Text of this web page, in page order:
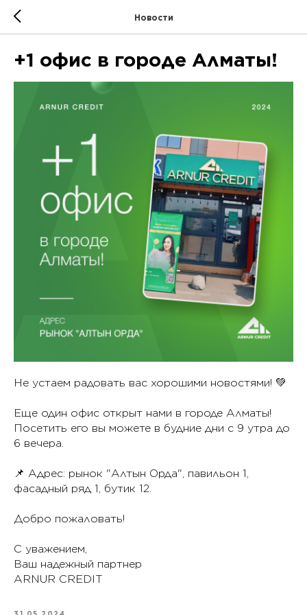
Новости
+1 офис в городе Алматы!
Не устаем радовать вас хорошими новостями! 💚
Еще один офис открыт нами в городе Алматы!
Посетить его вы можете в будние дни с 9 утра до
6 вечера.
📌 Адрес: рынок "Алтын Орда", павильон 1,
фасадный ряд 1, бутик 12.
Добро пожаловать!
С уважением,
Ваш надежный партнер
ARNUR CREDIT